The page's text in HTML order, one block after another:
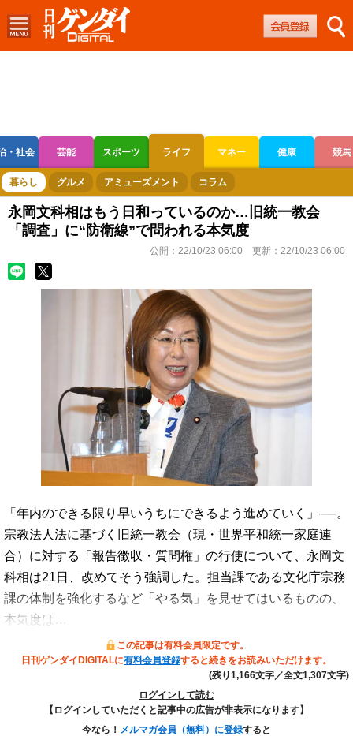
・社会 芸能 スポーツ ライフ マネー 健康 競馬
ボートレース 競輪 オートレース
暮らし グルメ アミューズメント コラム
永岡文科相はもう日和っているのか…旧統一教会
「調査」に“防衛線”で問われる本気度
公開： 22/10/23 06:00 更新： 22/10/23 06:00
「年内のできる限り早いうちにできるよう進めていく」──。
宗教法人法に基づく旧統一教会（現・世界平和統一家庭連
合）に対する「報告徴収・質問権」の行使について、永岡文
科相は21日、改めてそう強調した。担当課である文化庁宗務
課の体制を強化するなど「やる気」を見せてはいるものの、
本気度は…
この記事は有料会員限定です。
日刊ゲンダイDIGITALに有料会員登録すると続きをお読みいただけます。
(残り1,166文字／全文1,307文字)
ログインして読む
【ログインしていただくと記事中の広告が非表示になります】
今なら！ メルマガ会員（無料）に登録すると